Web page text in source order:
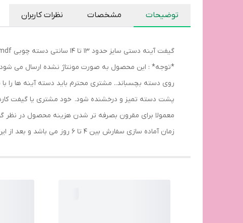
توضیحات مشخصات نظرات کاربران
گیفت آینه دستی سایز حدود 13 تا ۱۴ سانتی دسته چوبی mdf
*توجه* : این محصول به صورت مونتاژ نشده ارسال می
روی دسته بچسباند.. مشتری محترم باید دسته آینه ها
معمولا برای مقرون بصرفه تر شدن هزینه محصول در نظر
زمان آماده سازی سفارش بین 4 تا 6 روز می باشد و بعد از این تایم ارسال می گردد.